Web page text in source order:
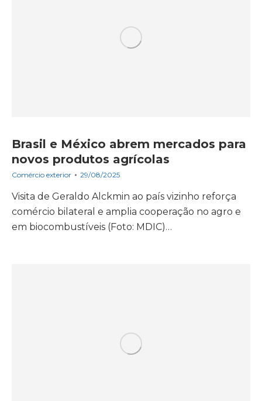
Brasil e México abrem mercados para
novos produtos agrícolas
Comércio exterior 29/08/2025
Visita de Geraldo Alckmin ao país vizinho reforça
comércio bilateral e amplia cooperação no agro e
em biocombustíveis (Foto: MDIC)…